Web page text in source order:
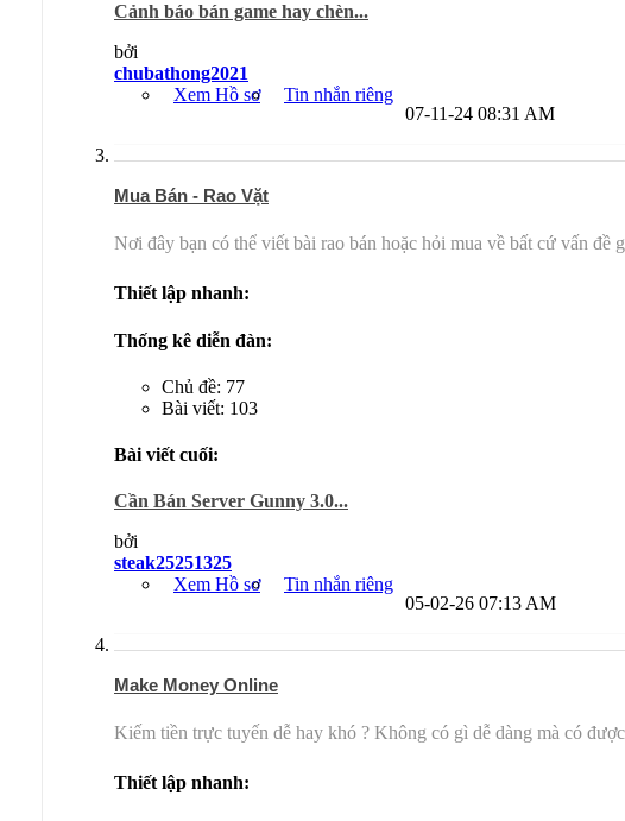
Cảnh báo bán game hay chèn...
bởi
chubathong2021
Xem Hồ sơ
Tin nhắn riêng
07-11-24 08:31 AM
Mua Bán - Rao Vặt
Nơi đây bạn có thể viết bài rao bán hoặc hỏi mua về bất cứ vấn
Thiết lập nhanh:
Thống kê diễn đàn:
Chủ đề: 77
Bài viết: 103
Bài viết cuối:
Cần Bán Server Gunny 3.0...
bởi
steak25251325
Xem Hồ sơ
Tin nhắn riêng
05-02-26 07:13 AM
Make Money Online
Kiếm tiền trực tuyến dễ hay khó ? Không có gì dễ dàng mà có
Thiết lập nhanh: